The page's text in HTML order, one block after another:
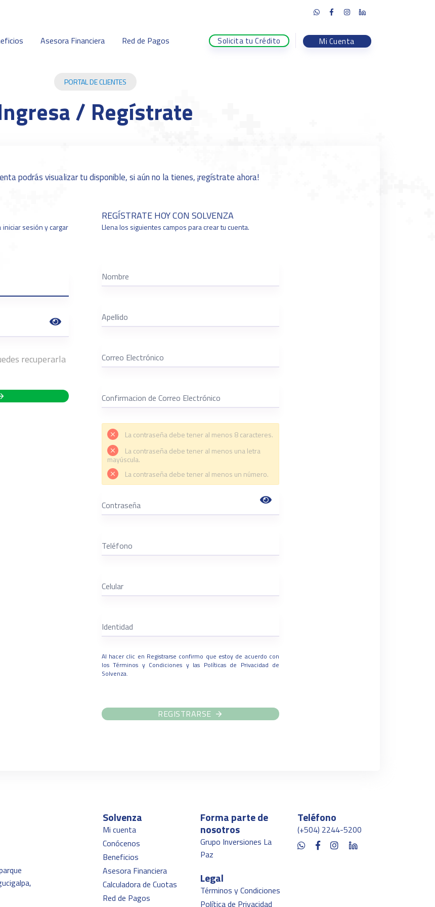
Asesora Financiera Red de Pagos Solicita tu Crédito Mi Cuenta
PORTAL DE CLIENTES
/ Regístrate
podrás visualizar tu disponible, si aún no la tienes, ¡regístrate ahora!
sesión y cargar
recuperarla
REGÍSTRATE HOY CON SOLVENZA
Llena los siguientes campos para crear tu cuenta.
La contraseña debe tener al menos 8 caracteres.
La contraseña debe tener al menos una letra
mayúscula.
La contraseña debe tener al menos un número.
Al hacer clic en Registrarse confirmo que estoy de acuerdo con
losTérminos y Condiciones y las Políticas de Privacidad de
Solvenza.
REGISTRARSE
Solvenza
Mi cuenta
Conócenos
Beneficios
Asesora Financiera
Calculadora de Cuotas
Red de Pagos
Forma parte de
nosotros
Grupo Inversiones La
Paz
Legal
Términos y Condiciones
Política de Privacidad
Teléfono
(+504) 2244-5200